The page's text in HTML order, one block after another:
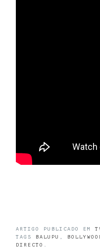
ARTIGO PUBLICADO EM
TAGS BALUPU ,
DIRECTO .